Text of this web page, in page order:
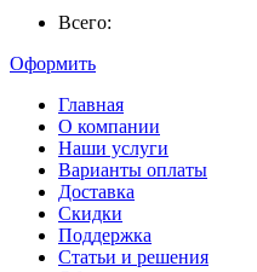
Всего:
Оформить
Главная
О компании
Наши услуги
Варианты оплаты
Доставка
Скидки
Поддержка
Статьи и решения